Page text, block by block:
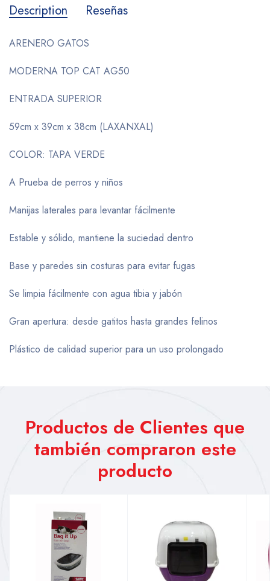
Description Reseñas
ARENERO GATOS
MODERNA TOP CAT AG50
ENTRADA SUPERIOR
59cm x 39cm x 38cm (LAXANXAL)
COLOR: TAPA VERDE
A Prueba de perros y niños
Manijas laterales para levantar fácilmente
Estable y sólido, mantiene la suciedad dentro
Base y paredes sin costuras para evitar fugas
Se limpia fácilmente con agua tibia y jabón
Gran apertura: desde gatitos hasta grandes felinos
Plástico de calidad superior para un uso prolongado
Productos de Clientes que
también compraron este
producto